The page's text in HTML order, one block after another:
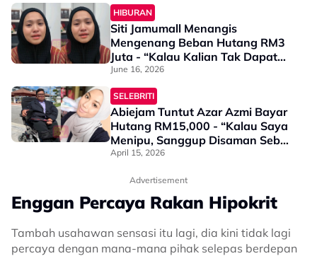
HIBURAN
Siti Jamumall Menangis
Mengenang Beban Hutang RM3
Juta - “Kalau Kalian Tak Dapat
Hubungi Saya…”
June 16, 2026
SELEBRITI
Abiejam Tuntut Azar Azmi Bayar
Hutang RM15,000 - “Kalau Saya
Menipu, Sanggup Disaman Sebab
Ada Bukti”
April 15, 2026
Advertisement
Enggan Percaya Rakan Hipokrit
Tambah usahawan sensasi itu lagi, dia kini tidak lagi
percaya dengan mana-mana pihak selepas berdepan